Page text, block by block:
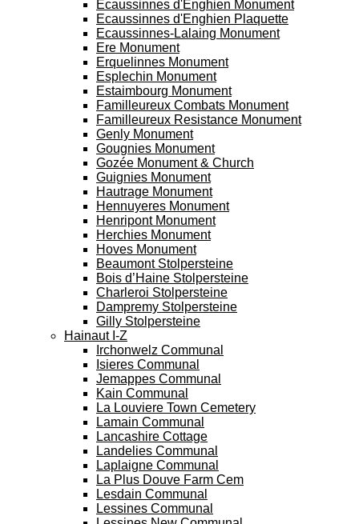
Ecaussinnes d'Enghien Monument
Ecaussinnes d'Enghien Plaquette
Ecaussinnes-Lalaing Monument
Ere Monument
Erquelinnes Monument
Esplechin Monument
Estaimbourg Monument
Familleureux Combats Monument
Familleureux Resistance Monument
Genly Monument
Gougnies Monument
Gozée Monument & Church
Guignies Monument
Hautrage Monument
Hennuyeres Monument
Henripont Monument
Herchies Monument
Hoves Monument
Beaumont Stolpersteine
Bois d’Haine Stolpersteine
Charleroi Stolpersteine
Dampremy Stolpersteine
Gilly Stolpersteine
Hainaut I-Z
Irchonwelz Communal
Isieres Communal
Jemappes Communal
Kain Communal
La Louviere Town Cemetery
Lamain Communal
Lancashire Cottage
Landelies Communal
Laplaigne Communal
La Plus Douve Farm Cem
Lesdain Communal
Lessines Communal